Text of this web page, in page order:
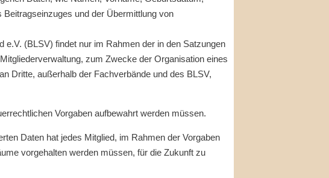
und der Übermittlung von
e.V. (BLSV) findet nur im Rahmen der in den Satzungen
zum Zwecke der Organisation eines
Dritte, außerhalb der Fachverbände und des BLSV,
Vorgaben aufbewahrt werden müssen.
Daten hat jedes Mitglied, im Rahmen der Vorgaben
vorgehalten werden müssen, für die Zukunft zu